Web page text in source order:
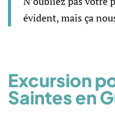
évident, mais ça
Excursion
Saintes en